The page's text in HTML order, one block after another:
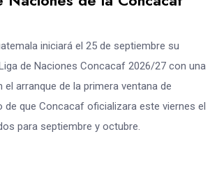
iniciará el 25 de septiembre su
de Naciones Concacaf 2026/27 con una
el arranque de la primera ventana de
de que Concacaf oficializara este viernes el
para septiembre y octubre.